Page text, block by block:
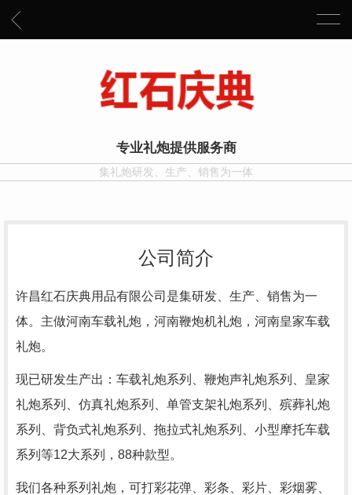
专业礼炮提供服务商
集礼炮研发、生产、销售为一体
公司简介
许昌红石庆典用品有限公司是集研发、生产、销售为一
体。主做河南车载礼炮，河南鞭炮机礼炮，河南皇家车载
礼炮。
现已研发生产出：车载礼炮系列、鞭炮声礼炮系列、皇家
礼炮系列、仿真礼炮系列、单管支架礼炮系列、殡葬礼炮
系列、背负式礼炮系列、拖拉式礼炮系列、小型摩托车载
系列等12大系列，88种款型。
我们各种系列礼炮，可打彩花弹、彩条、彩片、彩烟雾、